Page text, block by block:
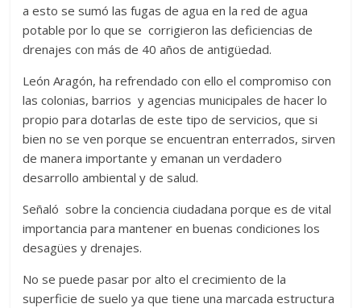
a esto se sumó las fugas de agua en la red de agua
potable por lo que se corrigieron las deficiencias de
drenajes con más de 40 años de antigüedad.
León Aragón, ha refrendado con ello el compromiso con
las colonias, barrios y agencias municipales de hacer lo
propio para dotarlas de este tipo de servicios, que si
bien no se ven porque se encuentran enterrados, sirven
de manera importante y emanan un verdadero
desarrollo ambiental y de salud.
Señaló sobre la conciencia ciudadana porque es de vital
importancia para mantener en buenas condiciones los
desagües y drenajes.
No se puede pasar por alto el crecimiento de la
superficie de suelo ya que tiene una marcada estructura